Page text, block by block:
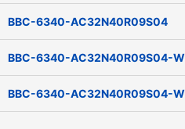
BBC-6340-AC32N40R09S04
BBC-6340-AC32N40R09S04-
BBC-6340-AC32N40R09S04-